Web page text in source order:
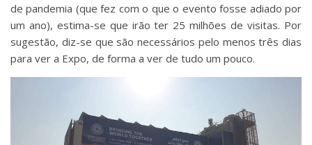
de pandemia (que fez com o que o evento fosse adiado por
um ano), estima-se que irão ter 25 milhões de visitas. Por
sugestão, diz-se que são necessários pelo menos três dias
para ver a Expo, de forma a ver de tudo um pouco.